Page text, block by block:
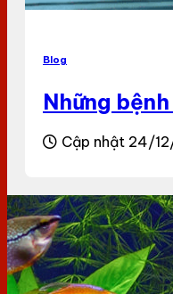
Blog
Những
Cập nhật 24/